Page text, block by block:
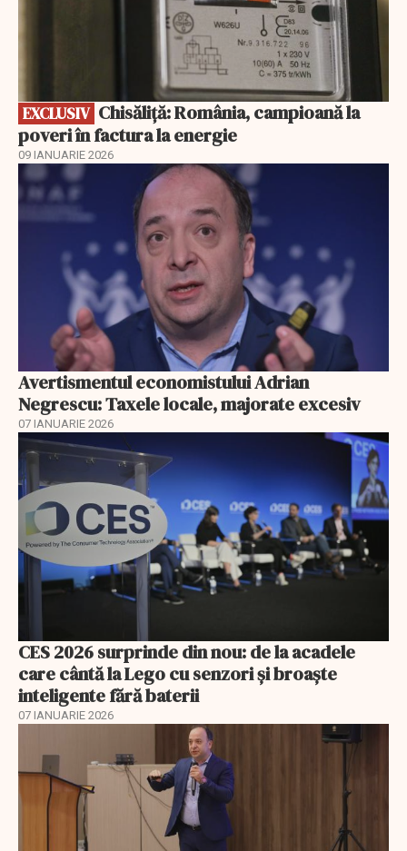
EXCLUSIV
poveri în factura la energie
09 IANUARIE 2026
Avertismentul economistului Adrian
Negrescu: Taxele locale, majorate excesiv
07 IANUARIE 2026
CES 2026 surprinde din nou: de la acadele
care cântă la Lego cu senzori și broaște
inteligente fără baterii
07 IANUARIE 2026